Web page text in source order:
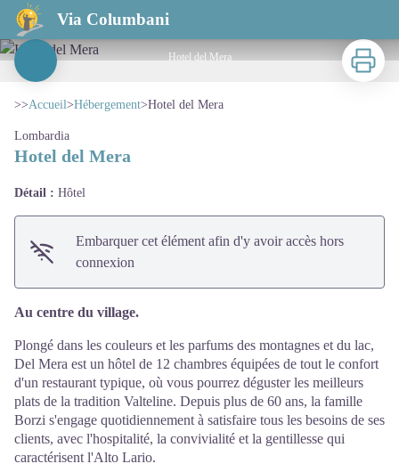
Via Columbani
Hotel del Mera
Hotel del Mera
Imprimer
>>Accueil>Hébergement>Hotel del Mera
Lombardia
Hotel del Mera
Détail : Hôtel
Embarquer cet élément afin d'y avoir accès hors
connexion
Au centre du village.
Plongé dans les couleurs et les parfums des montagnes et du lac,
Del Mera est un hôtel de 12 chambres équipées de tout le confort
d'un restaurant typique, où vous pourrez déguster les meilleurs
plats de la tradition Valteline. Depuis plus de 60 ans, la famille
Borzi s'engage quotidiennement à satisfaire tous les besoins de ses
clients, avec l'hospitalité, la convivialité et la gentillesse qui
caractérisent l'Alto Lario.